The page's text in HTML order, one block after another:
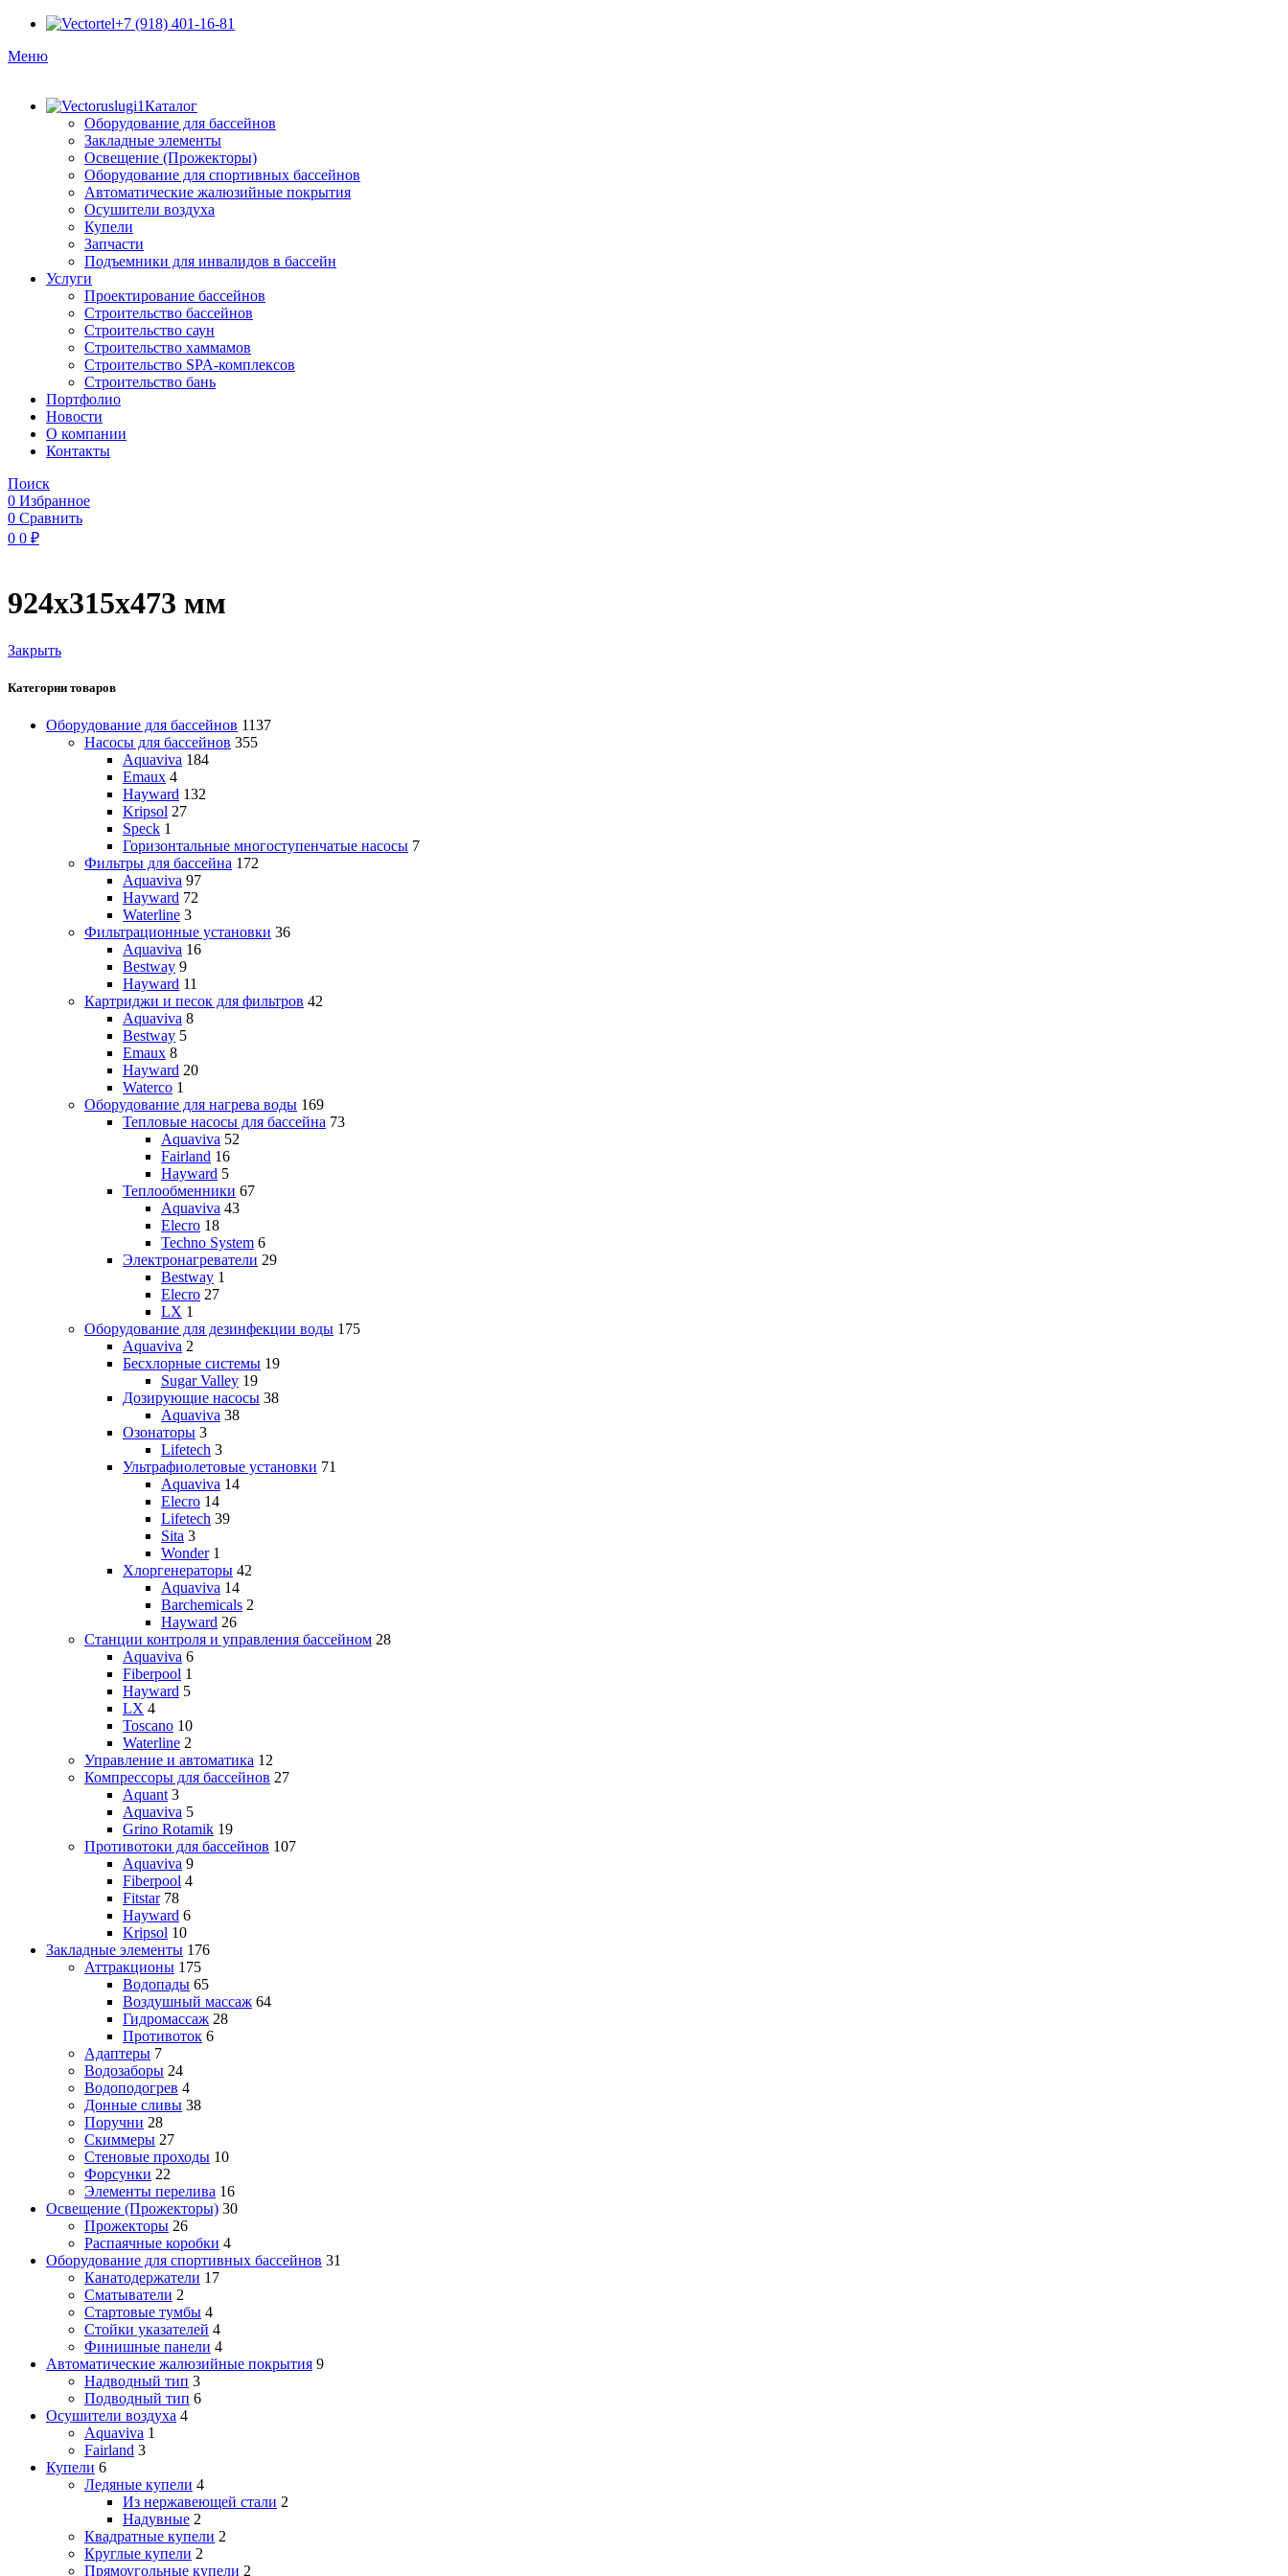
+7 (918) 401-16-81
Меню
Каталог
Оборудование для бассейнов
Закладные элементы
Освещение (Прожекторы)
Оборудование для спортивных бассейнов
Автоматические жалюзийные покрытия
Осушители воздуха
Купели
Запчасти
Подъемники для инвалидов в бассейн
Услуги
Проектирование бассейнов
Строительство бассейнов
Строительство саун
Строительство хаммамов
Строительство SPA-комплексов
Строительство бань
Портфолио
Новости
O компании
Контакты
Поиск
0 Избранное
0 Сравнить
0 0 ₽
924х315х473 мм
Закрыть
Категории товаров
Оборудование для бассейнов 1137
Насосы для бассейнов 355
Aquaviva 184
Emaux 4
Hayward 132
Kripsol 27
Speck 1
Горизонтальные многоступенчатые насосы 7
Фильтры для бассейна 172
Aquaviva 97
Hayward 72
Waterline 3
Фильтрационные установки 36
Aquaviva 16
Bestway 9
Hayward 11
Картриджи и песок для фильтров 42
Aquaviva 8
Bestway 5
Emaux 8
Hayward 20
Waterco 1
Оборудование для нагрева воды 169
Тепловые насосы для бассейна 73
Aquaviva 52
Fairland 16
Hayward 5
Теплообменники 67
Aquaviva 43
Elecro 18
Techno System 6
Электронагреватели 29
Bestway 1
Elecro 27
LX 1
Оборудование для дезинфекции воды 175
Aquaviva 2
Бесхлорные системы 19
Sugar Valley 19
Дозирующие насосы 38
Aquaviva 38
Озонаторы 3
Lifetech 3
Ультрафиолетовые установки 71
Aquaviva 14
Elecro 14
Lifetech 39
Sita 3
Wonder 1
Хлоргенераторы 42
Aquaviva 14
Barchemicals 2
Hayward 26
Станции контроля и управления бассейном 28
Aquaviva 6
Fiberpool 1
Hayward 5
LX 4
Toscano 10
Waterline 2
Управление и автоматика 12
Компрессоры для бассейнов 27
Aquant 3
Aquaviva 5
Grino Rotamik 19
Противотоки для бассейнов 107
Aquaviva 9
Fiberpool 4
Fitstar 78
Hayward 6
Kripsol 10
Закладные элементы 176
Аттракционы 175
Водопады 65
Воздушный массаж 64
Гидромассаж 28
Противоток 6
Адаптеры 7
Водозаборы 24
Водоподогрев 4
Донные сливы 38
Поручни 28
Скиммеры 27
Стеновые проходы 10
Форсунки 22
Элементы перелива 16
Освещение (Прожекторы) 30
Прожекторы 26
Распаячные коробки 4
Оборудование для спортивных бассейнов 31
Канатодержатели 17
Сматыватели 2
Стартовые тумбы 4
Стойки указателей 4
Финишные панели 4
Автоматические жалюзийные покрытия 9
Надводный тип 3
Подводный тип 6
Осушители воздуха 4
Aquaviva 1
Fairland 3
Купели 6
Ледяные купели 4
Из нержавеющей стали 2
Надувные 2
Квадратные купели 2
Круглые купели 2
Прямоугольные купели 2